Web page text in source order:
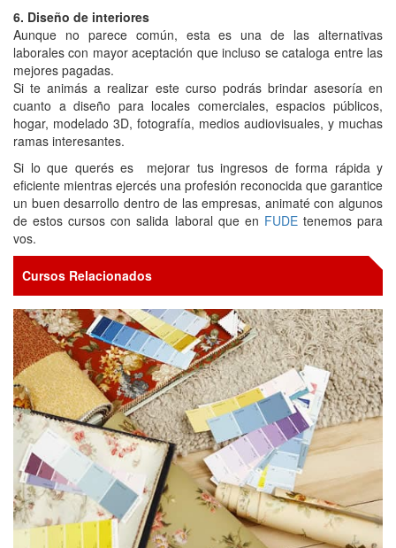
6. Diseño de interiores
Aunque no parece común, esta es una de las alternativas
laborales con mayor aceptación que incluso se cataloga entre las
mejores pagadas.
Si te animás a realizar este curso podrás brindar asesoría en
cuanto a diseño para locales comerciales, espacios públicos,
hogar, modelado 3D, fotografía, medios audiovisuales, y muchas
ramas interesantes.
Si lo que querés es mejorar tus ingresos de forma rápida y
eficiente mientras ejercés una profesión reconocida que garantice
un buen desarrollo dentro de las empresas, animaté con algunos
de estos cursos con salida laboral que en FUDEtenemos para
vos.
Cursos Relacionados